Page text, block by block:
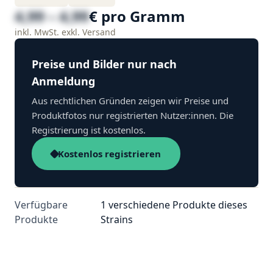
4,99 – 4,99€ pro Gramm
inkl. MwSt. exkl. Versand
Preise und Bilder nur nach
Anmeldung
Aus rechtlichen Gründen zeigen wir Preise und
Produktfotos nur registrierten Nutzer:innen. Die
Registrierung ist kostenlos.
Kostenlos registrieren
Verfügbare
Produkte
1 verschiedene Produkte dieses
Strains